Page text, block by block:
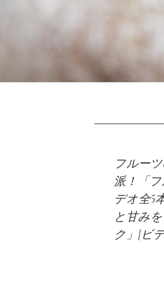
フルー
派！「
デオ全5
と甘み
ク」[ビ